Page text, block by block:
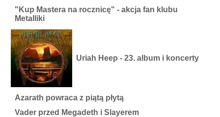
"Kup Mastera na rocznicę" - akcja fan klubu
Metalliki
Uriah Heep - 23. album i koncerty
Azarath powraca z piątą płytą
Vader przed Megadeth i Slayerem